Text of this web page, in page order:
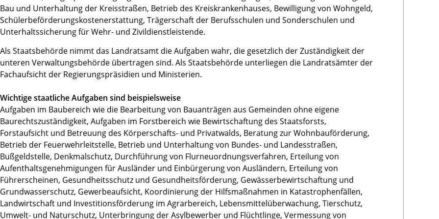
Bau und Unterhaltung der Kreisstraßen, Betrieb des Kreiskrankenhauses, Bewilligung von Wohngeld,
Schülerbeförderungskostenerstattung, Trägerschaft der Berufsschulen und Sonderschulen und
Unterhaltssicherung für Wehr- und Zivildienstleistende.
Als Staatsbehörde nimmt das Landratsamt die Aufgaben wahr, die gesetzlich der Zuständigkeit der
unteren Verwaltungsbehörde übertragen sind. Als Staatsbehörde unterliegen die Landratsämter der
Fachaufsicht der Regierungspräsidien und Ministerien.
Wichtige staatliche Aufgaben sind beispielsweise
Aufgaben im Baubereich wie die Bearbeitung von Bauanträgen aus Gemeinden ohne eigene
Baurechtszuständigkeit, Aufgaben im Forstbereich wie Bewirtschaftung des Staatsforsts,
Forstaufsicht und Betreuung des Körperschafts- und Privatwalds, Beratung zur Wohnbauförderung,
Betrieb der Feuerwehrleitstelle, Betrieb und Unterhaltung von Bundes- und Landesstraßen,
Bußgeldstelle, Denkmalschutz, Durchführung von Flurneuordnungsverfahren, Erteilung von
Aufenthaltsgenehmigungen für Ausländer und Einbürgerung von Ausländern, Erteilung von
Führerscheinen, Gesundheitsschutz und Gesundheitsförderung, Gewässerbewirtschaftung und
Grundwasserschutz, Gewerbeaufsicht, Koordinierung der Hilfsmaßnahmen in Katastrophenfällen,
Landwirtschaft und Investitionsförderung im Agrarbereich, Lebensmittelüberwachung, Tierschutz,
Umwelt- und Naturschutz, Unterbringung der Asylbewerber und Flüchtlinge, Vermessung von